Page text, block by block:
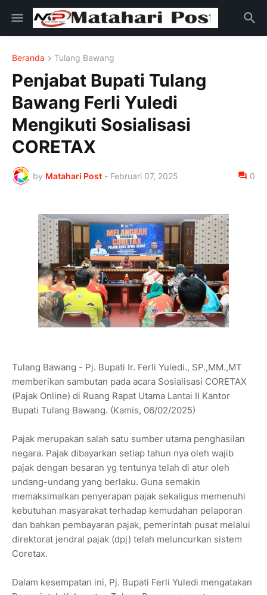
Beranda Tulang Bawang
Penjabat Bupati Tulang
Bawang Ferli Yuledi
Mengikuti Sosialisasi
CORETAX
by Matahari Post - Februari 07, 2025 0
Tulang Bawang - Pj. Bupati Ir. Ferli Yuledi., SP.,MM.,MT
memberikan sambutan pada acara Sosialisasi CORETAX
(Pajak Online) di Ruang Rapat Utama Lantai II Kantor
Bupati Tulang Bawang. (Kamis, 06/02/2025)
Pajak merupakan salah satu sumber utama penghasilan
negara. Pajak dibayarkan setiap tahun nya oleh wajib
pajak dengan besaran yg tentunya telah di atur oleh
undang-undang yang berlaku. Guna semakin
memaksimalkan penyerapan pajak sekaligus memenuhi
kebutuhan masyarakat terhadap kemudahan pelaporan
dan bahkan pembayaran pajak, pemerintah pusat melalui
direktorat jendral pajak (dpj) telah meluncurkan sistem
Coretax.
Dalam kesempatan ini, Pj. Bupati Ferli Yuledi mengatakan